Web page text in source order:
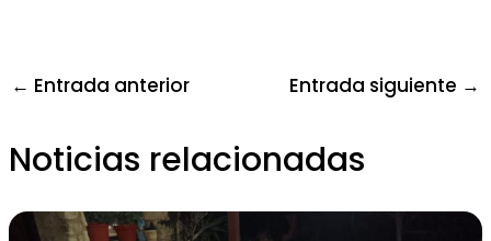
← Entrada anterior Entrada siguiente →
Noticias relacionadas